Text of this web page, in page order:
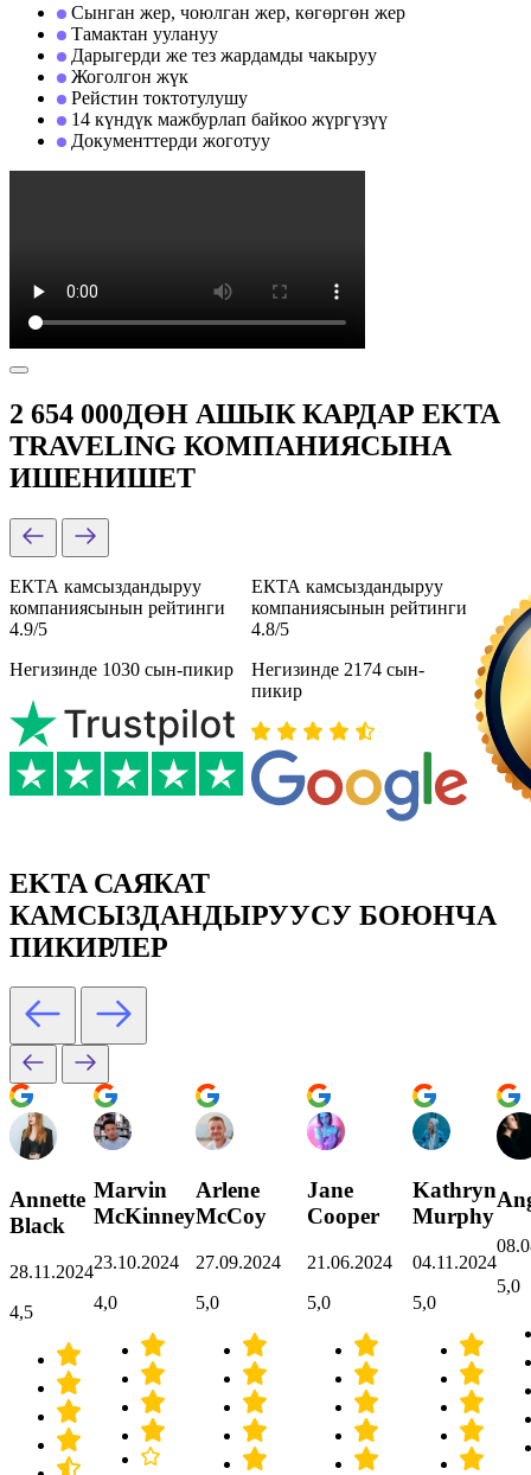
Сынган жер, чоюлган жер, көгөргөн жер
Тамактан уулануу
Дарыгерди же тез жардамды чакыруу
Жоголгон жүк
Рейстин токтотулушу
14 күндүк мажбурлап байкоо жүргүзүү
Документтерди жоготуу
2 654 000ДӨН АШЫК КАРДАР EKTA
TRAVELING КОМПАНИЯСЫНА
ИШЕНИШЕТ
ЕКТА камсыздандыруу
компаниясынын рейтинги
4.9/5
Негизинде 1030 сын-пикир
ЕКТА камсыздандыруу
компаниясынын рейтинги
4.8/5
Негизинде 2174 сын-
пикир
EKTA САЯКАТ
КАМСЫЗДАНДЫРУУСУ БОЮНЧА
ПИКИРЛЕР
Annette
Black
28.11.2024
4,5
Marvin
McKinney
23.10.2024
4,0
Arlene
McCoy
27.09.2024
5,0
Jane
Cooper
21.06.2024
5,0
Kathryn
Murphy
04.11.2024
5,0
5,0